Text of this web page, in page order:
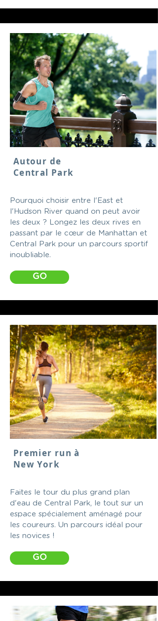
Autour de
Central Park
Pourquoi choisir entre l'East et
l'Hudson River quand on peut avoir
les deux ? Longez les deux rives en
passant par le cœur de Manhattan et
Central Park pour un parcours sportif
inoubliable.
GO
Premier run à
New York
Faites le tour du plus grand plan
d'eau de Central Park, le tout sur un
espace spécialement aménagé pour
les coureurs. Un parcours idéal pour
les novices !
GO